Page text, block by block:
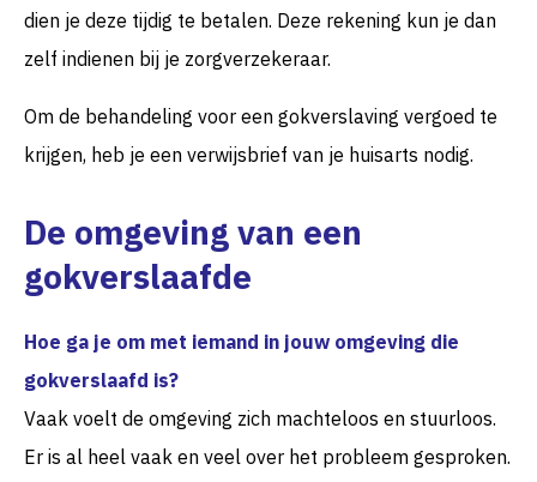
dien je deze tijdig te betalen. Deze rekening kun je dan
zelf indienen bij je zorgverzekeraar.
Om de behandeling voor een gokverslaving vergoed te
krijgen, heb je een verwijsbrief van je huisarts nodig.
De omgeving van een
gokverslaafde
Hoe ga je om met iemand in jouw omgeving die
gokverslaafd is?
Vaak voelt de omgeving zich machteloos en stuurloos.
Er is al heel vaak en veel over het probleem gesproken.